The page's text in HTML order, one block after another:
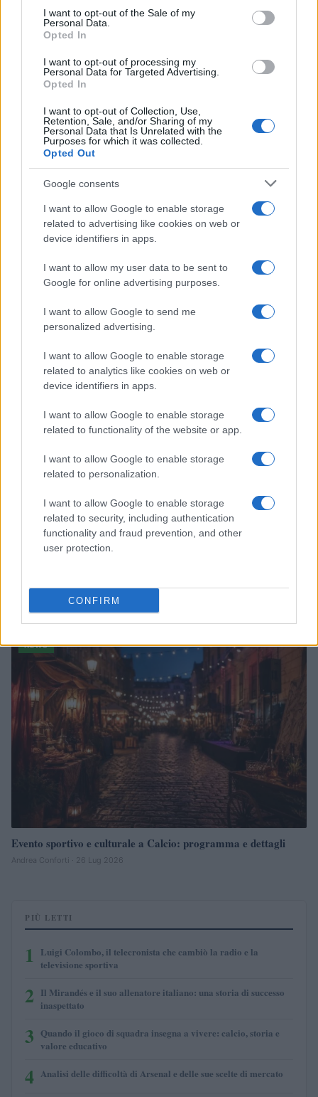
consent section.
I want to opt-out of the Sale of my
Personal Data.
Opted In
I want to opt-out of processing my
Personal Data for Targeted Advertising.
Opted In
I want to opt-out of Collection, Use,
Retention, Sale, and/or Sharing of my
Personal Data that Is Unrelated with the
Purposes for which it was collected.
Opted Out
Google consents
I want to allow Google to enable storage
related to advertising like cookies on web or
device identifiers in apps.
I want to allow my user data to be sent to
Google for online advertising purposes.
I want to allow Google to send me
personalized advertising.
I want to allow Google to enable storage
related to analytics like cookies on web or
device identifiers in apps.
I want to allow Google to enable storage
related to functionality of the website or app.
I want to allow Google to enable storage
related to personalization.
I want to allow Google to enable storage
related to security, including authentication
functionality and fraud prevention, and other
user protection.
CONFIRM
Continua a leggere
NEWS
CSI Bergamo: Tra Corsi, Eventi e Protezione dei Dati
Personali
Francesca Lombardi · 29 Lug 2026
NEWS
valore educativo
Francesca Lombardi · 27 Lug 2026
NEWS
Evento sportivo e culturale a Calcio: programma e dettagli
Andrea Conforti · 26 Lug 2026
PIÙ LETTI
1
Luigi Colombo, il telecronista che cambiò la radio e la
televisione sportiva
2 Il Mirandés e il suo allenatore italiano: una storia di successo
inaspettato
3 Quando il gioco di squadra insegna a vivere: calcio, storia e
valore educativo
4 Analisi delle difficoltà di Arsenal e delle sue scelte di mercato